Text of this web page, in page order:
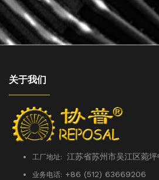
关于我们
工厂地址: 江苏省苏州市吴江区菀
业务电话: +86 (512) 63669206